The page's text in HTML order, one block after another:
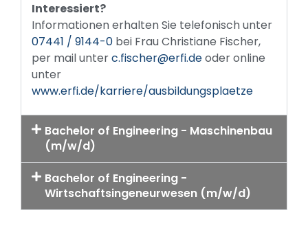
Interessiert?
Informationen erhalten Sie telefonisch unter
07441 / 9144-0 bei Frau Christiane Fischer,
per mail unterc.fischer@erfi.deoder online
unter
www.erfi.de/karriere/ausbildungsplaetze
Bachelor of Engineering - Maschinenbau
(m/w/d)
Bachelor of Engineering -
Wirtschaftsingeneurwesen (m/w/d)